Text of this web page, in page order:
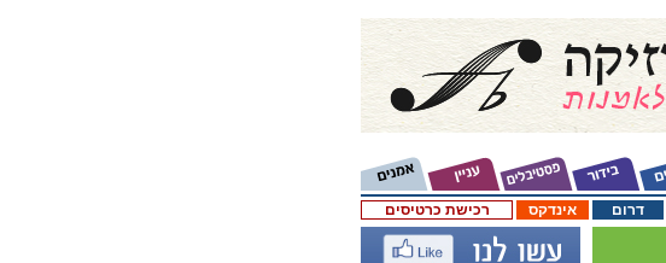
רכישת כרטיסים אינדקס דרום